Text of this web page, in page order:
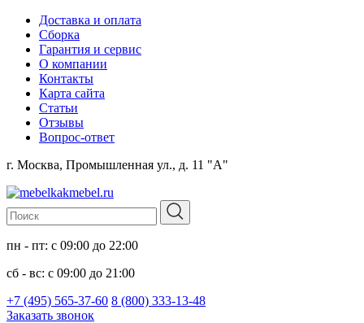
Доставка и оплата
Сборка
Гарантия и сервис
О компании
Контакты
Карта сайта
Статьи
Отзывы
Вопрос-ответ
г. Москва, Промышленная ул., д. 11 "А"
пн - пт: с 09:00 до 22:00
сб - вс: с 09:00 до 21:00
+7 (495) 565-37-60 8 (800) 333-13-48
Заказать звонок